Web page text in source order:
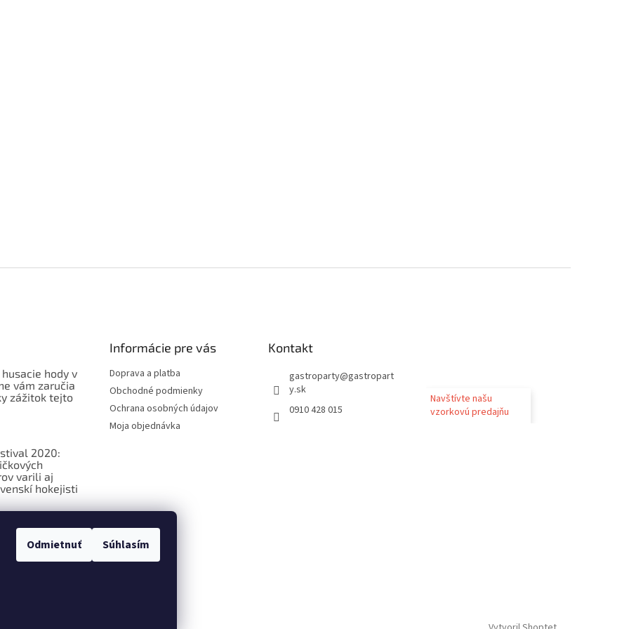
Odmietnuť Súhlasím
husacie hody v
vám zaručia
zážitok tejto
2020:
varili aj
hokejisti
o
potravinách
Informácie pre vás
Doprava a platba
Obchodné podmienky
Ochrana osobných údajov
Moja objednávka
Kontakt
gastroparty@gastropart
y.sk
0910 428 015
Navštívte našu
vzorkovú predajňu